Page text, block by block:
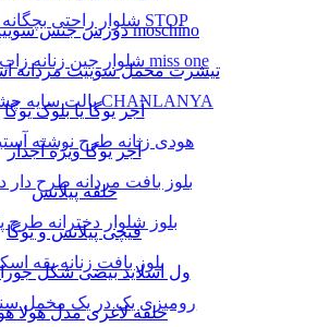
شلوار راحتی بچگانه طرح STOP
شلوار جین زنانه زاپ دار برند miss one
پالت سایه چشم 9 رنگ CHANLANYA
هودی زنانه طرح نوشته
بلوز بافت مردانه طرح دار
بلوز شلوار دخترانه طرح
بلوز بافت زنانه یقه
رومیزی یک در یک مخمل
دورس جنس سوییت مدل moschino
تیشرت مخمل سوییت مردانه
آجر یوگا یا بلوک یوگا
آجر یوگا ویژه آجدار
حلقه پیلاتس
قیچی پیلاتس و یوگا
ول اسلاید بیضی شکل
حلقه لاغری مدل هولا